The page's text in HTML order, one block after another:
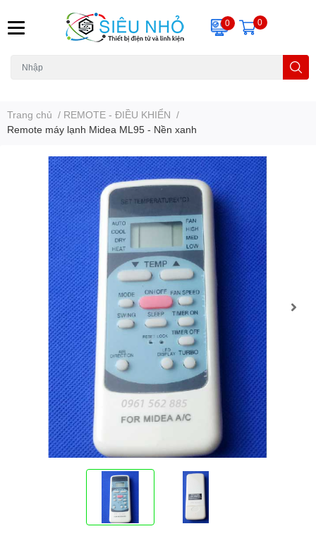
0 0
Trang chủ / REMOTE - ĐIỀU KHIỂN /
Remote máy lạnh Midea ML95 - Nền xanh